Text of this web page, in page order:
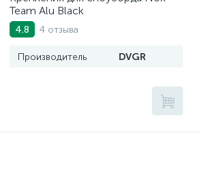
Team Alu Black
4.8 4 отзыва
Производитель DVGR